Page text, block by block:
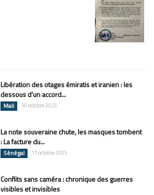
Libération des otages émiratis et iranien : les
dessous d’un accord...
Mali 30 octobre 2025
La note souveraine chute, les masques tombent
: La facture du...
Sénégal 11 octobre 2025
Conflits sans caméra : chronique des guerres
visibles et invisibles